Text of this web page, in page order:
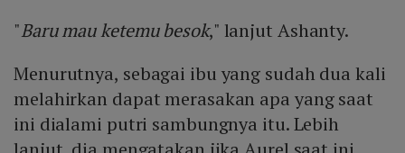
"Baru mau ketemu besok," lanjut Ashanty.
Menurutnya, sebagai ibu yang sudah dua kali
melahirkan dapat merasakan apa yang saat
ini dialami putri sambungnya itu. Lebih